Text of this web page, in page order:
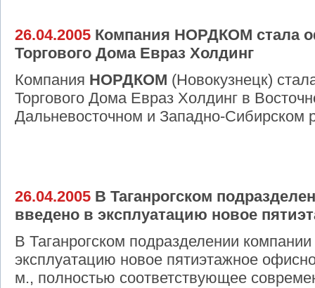
26.04.2005 Компания НОРДКОМ стала
Торгового Дома Евраз Холдинг
Компания НОРДКОМ (Новокузнецк)
Торгового Дома Евраз Холдинг в
Дальневосточном и Западно-Сибирском
26.04.2005 В Таганрогском
введено в эксплуатацию новое
В Таганрогском подразделении компании
эксплуатацию новое пятиэтажное
м., полностью соответствующее